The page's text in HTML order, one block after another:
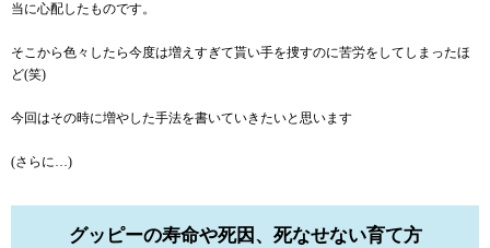
当に心配したものです。
そこから色々したら今度は増えすぎて貰い手を捜すのに苦労をしてしまったほ
ど(笑)
今回はその時に増やした手法を書いていきたいと思います
(さらに…)
グッピーの寿命や死因、死なせない育て方